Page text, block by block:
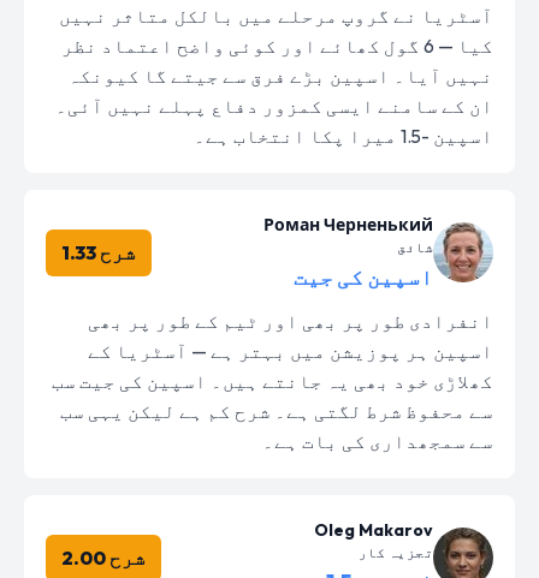
آسٹریا نے گروپ مرحلے میں بالکل متاثر نہیں
کیا — 6 گول کھائے اور کوئی واضح اعتماد نظر
نہیں آیا۔ اسپین بڑے فرق سے جیتے گا کیونکہ
ان کے سامنے ایسی کمزور دفاع پہلے نہیں آئی۔
اسپین -1.5 میرا پکا انتخاب ہے۔
Роман Черненький
شائق
اسپین کی جیت
شرح 1.33
انفرادی طور پر بھی اور ٹیم کے طور پر بھی
اسپین ہر پوزیشن میں بہتر ہے — آسٹریا کے
کھلاڑی خود بھی یہ جانتے ہیں۔ اسپین کی جیت سب
سے محفوظ شرط لگتی ہے۔ شرح کم ہے لیکن یہی سب
سے سمجھداری کی بات ہے۔
Oleg Makarov
تجزیہ کار شرح 2.00